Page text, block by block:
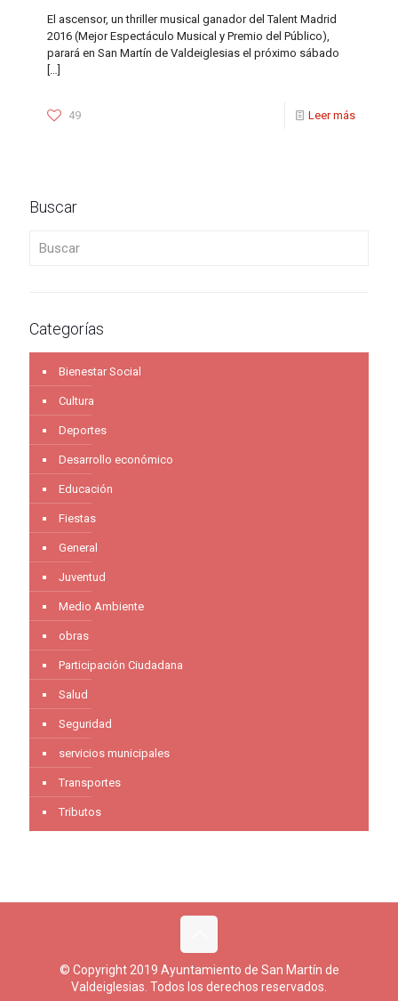
El ascensor, un thriller musical ganador del Talent Madrid
2016 (Mejor Espectáculo Musical y Premio del Público),
parará en San Martín de Valdeiglesias el próximo sábado
[…]
49 Leer más
Buscar
Categorías
Bienestar Social
Cultura
Deportes
Desarrollo económico
Educación
Fiestas
General
Juventud
Medio Ambiente
obras
Participación Ciudadana
Salud
Seguridad
servicios municipales
Transportes
Tributos
© Copyright 2019 Ayuntamiento de San Martín de
Valdeiglesias. Todos los derechos reservados.